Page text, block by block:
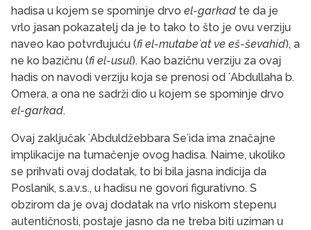
hadisa u kojem se spominje drvo el-garkad te da je
vrlo jasan pokazatelj da je to tako to što je ovu verziju
naveo kao potvrđujuću (fi el-mutabeʻat ve eš-ševahid), a
ne ko bazičnu (fi el-usul). Kao bazičnu verziju za ovaj
hadis on navodi verziju koja se prenosi od ʻAbdullaha b.
Omera, a ona ne sadrži dio u kojem se spominje drvo
el-garkad.
Ovaj zaključak ʻAbduldžebbara Seʻida ima značajne
implikacije na tumačenje ovog hadisa. Naime, ukoliko
se prihvati ovaj dodatak, to bi bila jasna indicija da
Poslanik, s.a.v.s., u hadisu ne govori figurativno. S
obzirom da je ovaj dodatak na vrlo niskom stepenu
autentičnosti, postaje jasno da ne treba biti uziman u